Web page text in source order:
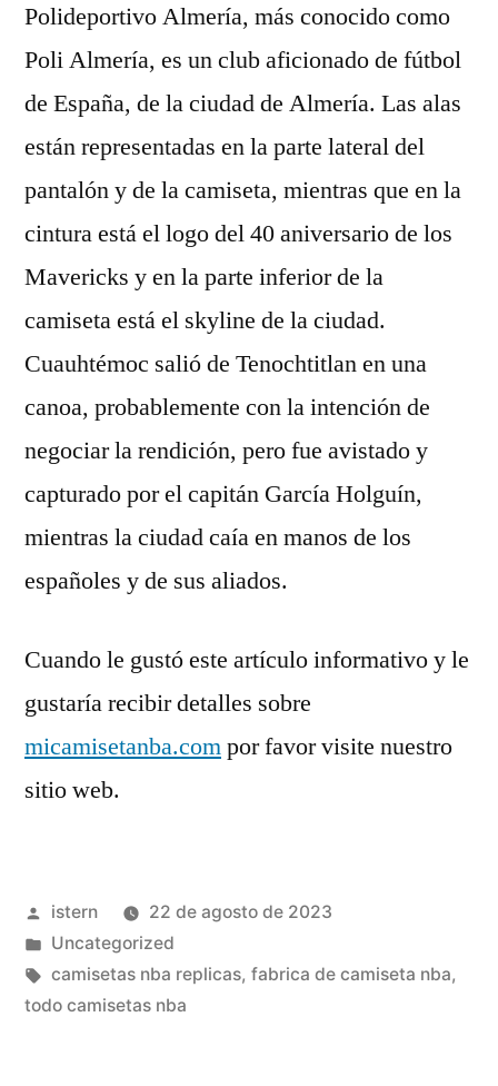
Polideportivo Almería, más conocido como
Poli Almería, es un club aficionado de fútbol
de España, de la ciudad de Almería. Las alas
están representadas en la parte lateral del
pantalón y de la camiseta, mientras que en la
cintura está el logo del 40 aniversario de los
Mavericks y en la parte inferior de la
camiseta está el skyline de la ciudad.
Cuauhtémoc salió de Tenochtitlan en una
canoa, probablemente con la intención de
negociar la rendición, pero fue avistado y
capturado por el capitán García Holguín,
mientras la ciudad caía en manos de los
españoles y de sus aliados.
Cuando le gustó este artículo informativo y le
gustaría recibir detalles sobre
micamisetanba.compor favor visite nuestro
sitio web.
Publicado
por
istern
22 de agosto de 2023
Publicado
en
Uncategorized
Etiquetas:
camisetas nba replicas, fabrica de camiseta nba,
todo camisetas nba